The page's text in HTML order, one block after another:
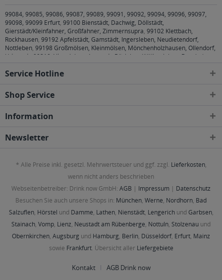
99084, 99085, 99086, 99087, 99089, 99091, 99092, 99094, 99096, 99097,
99098, 99099 Erfurt, 99100 Bienstädt, Dachwig, Döllstädt,
Gierstädt/Kleinfahner, Großfahner, Zimmernsupra, 99102 Klettbach,
Rockhausen, 99192 Apfelstädt, Gamstädt, Ingersleben, Neudietendorf,
Nottleben, 99198 Großmölsen, Kleinmölsen, Mönchenholzhausen, Ollendorf,
Udestedt
99310 Alkersleben, Arnstadt, Bösleben-Wüllersleben, Dornheim,
99334 Elleben, Elxleben, Ichtershausen, Kirchheim
Niederzimmern, Nohra, Ottstedt am Berge, Utzberg
Frankendorf, Großschwabhausen, Hammerstedt, Hohlstedt, Kiliansroda,
Umpferstedt,99867 Gotha
99869 Ballstädt, Brüheim, Bufleben, Ebenheim,
Remstädt, Schwabhaus
Kleinwelsbach, Mülverstedt, Neunheilingen, Schönstedt, Sundhausen,
Service Hotline
Shop Service
Information
Newsletter
* Alle Preise inkl. gesetzl. Mehrwertsteuer und ggf. zzgl. Lieferkosten,
wenn nicht anders beschrieben
Webseitenbetreiber: Drink now GmbH: AGB | Impressum | Datenschutz
Besuchen Sie auch unsere Shops in: München, Werne, Nordhorn, Bad
Salzuflen, Hörstel und Damme, Lathen, Nienstädt, Lengerichund Garbsen,
Stainach, Vomp, Lienz, Neustadt am Rübenberge, Nottuln, Stolzenau und
Obernkirchen, Augsburg und Hamburg, Berlin, Düsseldorf, Erfurt, Mainz
sowie Frankfurt. Übersicht aller Liefergebiete
Kontakt AGB Drink now